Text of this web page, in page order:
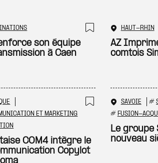
sélection Ajouter à
son équipe
à Caen
HAUT-RHIN
AZ
comtois
sélection
ET MARKETING
Ajouter à
COM4 intègre le
Copylot
SAVOIE #
# FUSION-
Le groupe
nouveau